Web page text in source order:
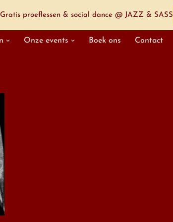
Onze events Boek ons Contact
Gratis proeflessen & social dance @ JAZZ & SASS